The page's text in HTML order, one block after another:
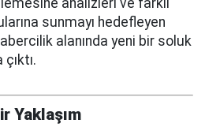
analizleri ve farklı
sunmayı hedefleyen
alanında yeni bir soluk
Yaklaşım